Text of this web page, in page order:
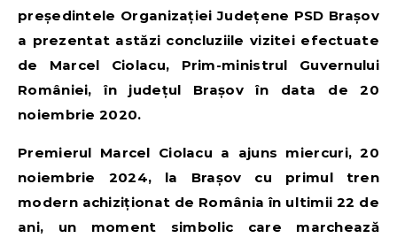
președintele Organizației Județene PSD Brașov
a prezentat astăzi concluziile vizitei efectuate
de Marcel Ciolacu, Prim-ministrul Guvernului
României, în județul Brașov în data de 20
noiembrie 2020.
Premierul Marcel Ciolacu a ajuns miercuri, 20
noiembrie 2024, la Brașov cu primul tren
modern achiziționat de România în ultimii 22 de
ani, un moment simbolic care marchează